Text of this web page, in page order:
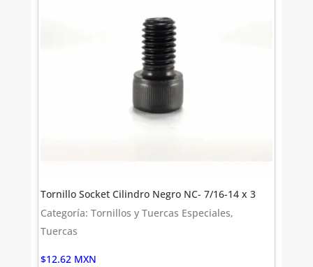
Tornillo Socket Cilindro Negro NC- 7/16-14 x 3
Categoría: Tornillos y Tuercas Especiales,
Tuercas
$12.62 MXN